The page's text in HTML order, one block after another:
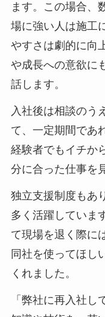
ます。この場合、
場に強い人は施工
やすさは劇的に向
や成長への意欲に
話します。
入社後は相談のう
て、一定期間であ
経験者でもイチか
分に合った仕事を
独立支援制度もあ
多く活躍していま
て現場を退く際に
同社を使ってほし
くれました。
「弊社に再入社